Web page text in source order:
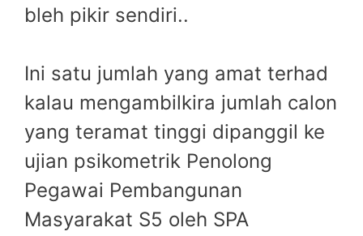
bleh pikir sendiri..
Ini satu jumlah yang amat terhad
kalau mengambilkira jumlah calon
yang teramat tinggi dipanggil ke
ujian psikometrik Penolong
Pegawai Pembangunan
Masyarakat S5 oleh SPA